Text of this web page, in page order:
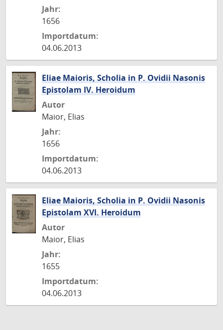
Jahr:
1656
Importdatum:
04.06.2013
Eliae Maioris, Scholia in P. Ovidii Nasonis
Epistolam IV. Heroidum
Autor
Maior, Elias
Jahr:
1656
Importdatum:
04.06.2013
Eliae Maioris, Scholia in P. Ovidii Nasonis
Epistolam XVI. Heroidum
Autor
Maior, Elias
Jahr:
1655
Importdatum:
04.06.2013